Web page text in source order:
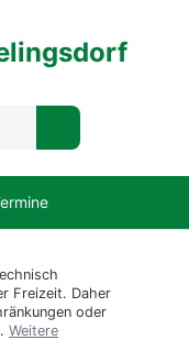
Freizeit. Daher
oder
Weitere